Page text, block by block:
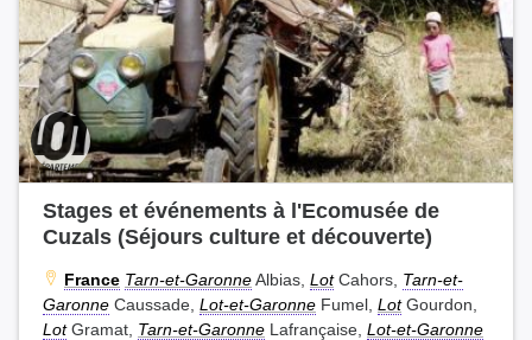
Stages et événements à l'Ecomusée de
Cuzals (Séjours culture et découverte)
France Tarn-et-GaronneAlbias, LotCahors, Tarn-et-
Garonne Caussade, Lot-et-Garonne Fumel, LotGourdon,
LotGramat, Tarn-et-Garonne Lafrançaise, Lot-et-Garonne